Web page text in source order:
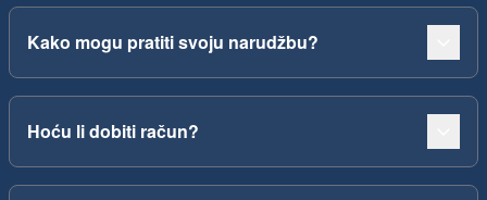
Kako mogu pratiti svoju narudžbu?
Hoću li dobiti račun?